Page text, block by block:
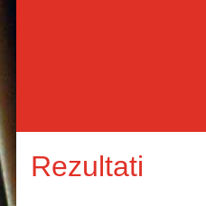
Rezultati